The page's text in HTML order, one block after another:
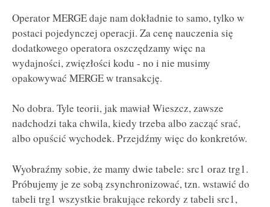
Operator MERGE daje nam dokładnie to samo, tylko w
postaci pojedynczej operacji. Za cenę nauczenia się
dodatkowego operatora oszczędzamy więc na
wydajności, zwięzłości kodu - no i nie musimy
opakowywać MERGE w transakcję.
No dobra. Tyle teorii, jak mawiał Wieszcz, zawsze
nadchodzi taka chwila, kiedy trzeba albo zacząć srać,
albo opuścić wychodek. Przejdźmy więc do konkretów.
Wyobraźmy sobie, że mamy dwie tabele: src1 oraz trg1.
Próbujemy je ze sobą zsynchronizować, tzn. wstawić do
tabeli trg1 wszystkie brakujące rekordy z tabeli src1,